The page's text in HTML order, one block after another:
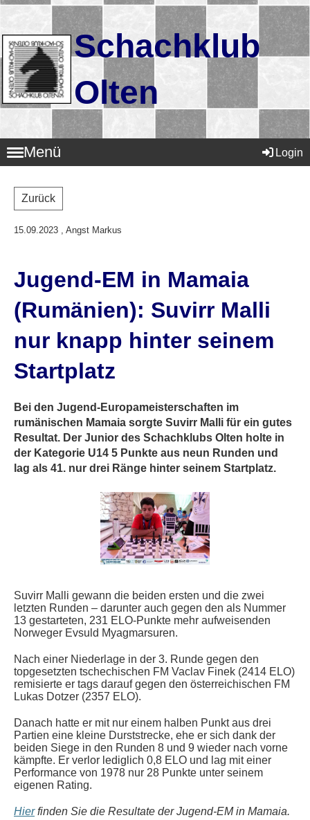
Schachklub
Olten
Menü Login
Zurück
15.09.2023 , Angst Markus
Jugend-EM in Mamaia
(Rumänien): Suvirr Malli
nur knapp hinter seinem
Startplatz
Bei den Jugend-Europameisterschaften im
rumänischen Mamaia sorgte Suvirr Malli für ein gutes
Resultat. Der Junior des Schachklubs Olten holte in
der Kategorie U14 5 Punkte aus neun Runden und
lag als 41. nur drei Ränge hinter seinem Startplatz.
Suvirr Malli gewann die beiden ersten und die zwei
letzten Runden – darunter auch gegen den als Nummer
13 gestarteten, 231 ELO-Punkte mehr aufweisenden
Norweger Evsuld Myagmarsuren.
Nach einer Niederlage in der 3. Runde gegen den
topgesetzten tschechischen FM Vaclav Finek (2414 ELO)
remisierte er tags darauf gegen den österreichischen FM
Lukas Dotzer (2357 ELO).
Danach hatte er mit nur einem halben Punkt aus drei
Partien eine kleine Durststrecke, ehe er sich dank der
beiden Siege in den Runden 8 und 9 wieder nach vorne
kämpfte. Er verlor lediglich 0,8 ELO und lag mit einer
Performance von 1978 nur 28 Punkte unter seinem
eigenen Rating.
Hier finden Sie die Resultate der Jugend-EM in Mamaia.